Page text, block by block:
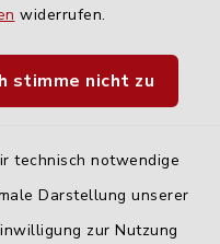
widerrufen.
stimme nicht zu
technisch notwendige
Darstellung unserer
zur Nutzung